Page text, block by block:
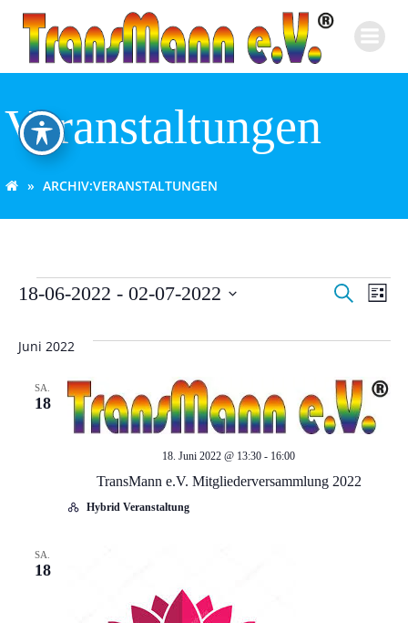
Inhalt
springen
Veranstaltungen
ARCHIV:VERANSTALTUNGEN
VeranstaltungenV
e
r
a
n
Suche
V
e
a
n
Liste
18-06-2022 - 02-07-2022
wählen.
Juni 2022
SA.
18
TransMann e.V. Mitgliederversammlung 2022
18. Juni 2022 @ 13:30 - 16:00
Hybrid Veranstaltung
SA.
18